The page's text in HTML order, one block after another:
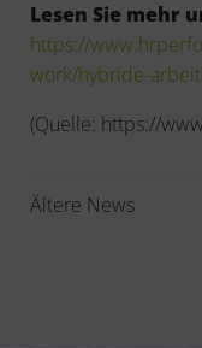
Lesen Sie mehr
https://
work/hybride-
(Quelle: https://
Ältere News